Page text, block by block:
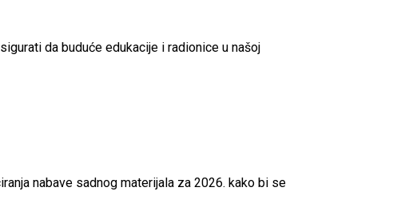
da buduće edukacije i radionice u našoj
nabave sadnog materijala za 2026. kako bi se